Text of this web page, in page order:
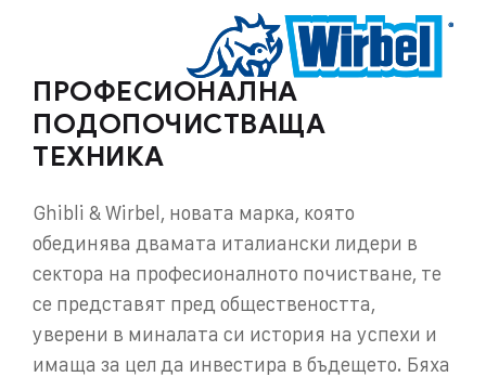
ПРОФЕСИОНАЛНА
ПОДОПОЧИСТВАЩА
ТЕХНИКА
Ghibli & Wirbel, новата марка, която
обединява двамата италиански лидери в
сектора на професионалното почистване, те
се представят пред обществеността,
уверени в миналата си история на успехи и
имаща за цел да инвестира в бъдещето. Бяха